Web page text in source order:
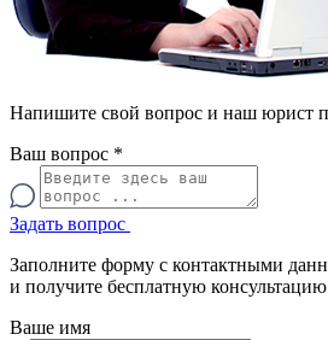
Напишите свой вопрос и наш юрист
Ваш вопрос *
Задать вопрос
Заполните форму с контактными
и получите бесплатную
Ваше имя